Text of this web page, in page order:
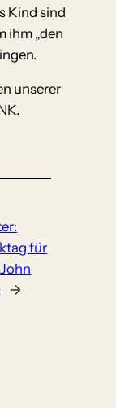
Kind sind
ihm „den
unserer
für
→